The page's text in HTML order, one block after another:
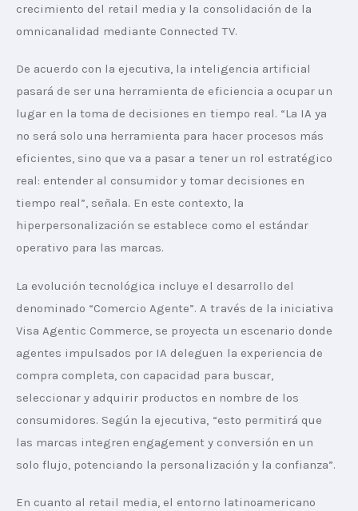
crecimiento del retail media y la consolidación de la
omnicanalidad mediante Connected TV.
De acuerdo con la ejecutiva, la inteligencia artificial
pasará de ser una herramienta de eficiencia a ocupar un
lugar en la toma de decisiones en tiempo real. “La IA ya
no será solo una herramienta para hacer procesos más
eficientes, sino que va a pasar a tener un rol estratégico
real: entender al consumidor y tomar decisiones en
tiempo real”, señala. En este contexto, la
hiperpersonalización se establece como el estándar
operativo para las marcas.
La evolución tecnológica incluye el desarrollo del
denominado “Comercio Agente”. A través de la iniciativa
Visa Agentic Commerce, se proyecta un escenario donde
agentes impulsados por IA deleguen la experiencia de
compra completa, con capacidad para buscar,
seleccionar y adquirir productos en nombre de los
consumidores. Según la ejecutiva, “esto permitirá que
las marcas integren engagement y conversión en un
solo flujo, potenciando la personalización y la confianza”.
En cuanto al retail media, el entorno latinoamericano